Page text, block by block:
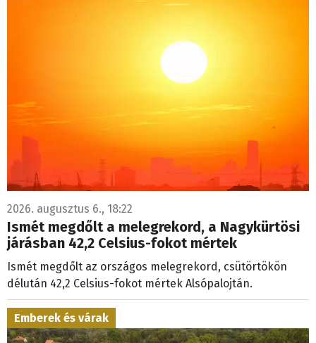
2026. augusztus 6., 18:22
Ismét megdőlt a melegrekord, a Nagykürtösi
járásban 42,2 Celsius-fokot mértek
Ismét megdőlt az országos melegrekord, csütörtökön
délután 42,2 Celsius-fokot mértek Alsópalojtán.
Emberek és várak